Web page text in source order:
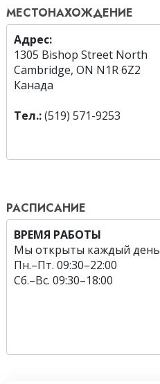
МЕСТОНАХОЖДЕНИЕ
Адрес:
1305 Bishop Street North
Cambridge, ON N1R 6Z2
Канада
Тел.:(519) 571-9253
РАСПИСАНИЕ
ВРЕМЯ РАБОТЫ
Мы открыты каждый день
Пн.–Пт. 09:30–22:00
Сб.–Вс. 09:30–18:00